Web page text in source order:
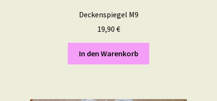
Deckenspiegel M9
19,90 €
In den Warenkorb